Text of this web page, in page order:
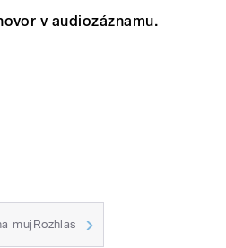
v audiozáznamu.
mujRozhlas